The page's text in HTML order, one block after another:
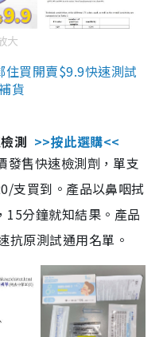
大
買開賣$9.9快速測試
貨
測 >>按此選購<<
發售快速檢測劑，單支
支買到。產品以鼻咽拭
15分鐘就知結果。產品
抗原測試通用名單。